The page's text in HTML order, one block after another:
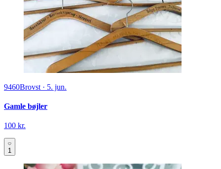
9460Brovst · 5. jun.
Gamle bøjler
100 kr.
1